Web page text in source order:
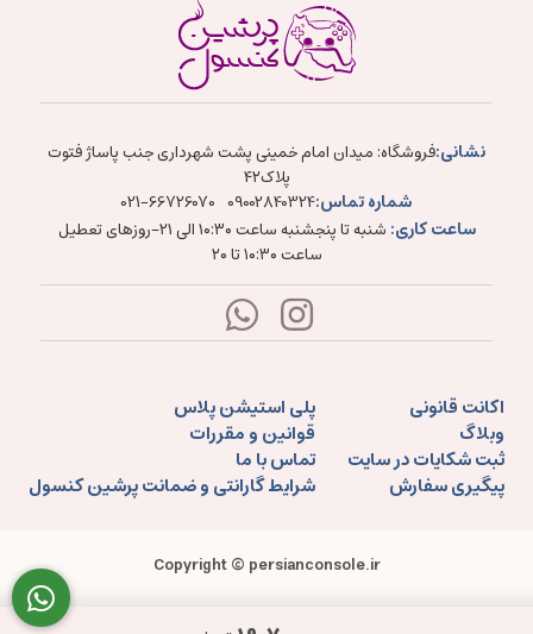
نشانی:فروشگاه: میدان امام خمینی پشت شهرداری جنب پاساژ فتوت
پلاک۴۲
شماره تماس:09002840324
021-66726070
ساعت کاری:
شنبه تا پنجشنبه ساعت ۱۰:۳۰ الی ۲۱-روزهای تعطیل
ساعت ۱۰:۳۰ تا ۲۰
اکانت قانونی
پلی استیشن پلاس
وبلاگ
قوانین و مقررات
ثبت شکایات در سایت
تماس با ما
پیگیری سفارش
شرایط گارانتی و ضمانت پرشین کنسول
Copyright © persianconsole.ir